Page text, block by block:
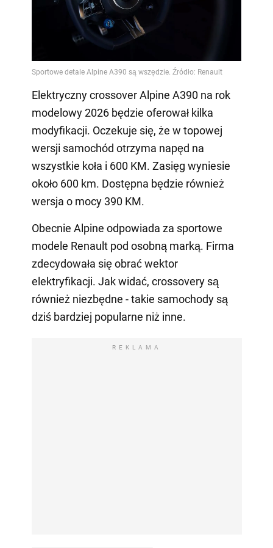
Elektryczny crossover Alpine A390 na rok
modelowy 2026 będzie oferował kilka
modyfikacji. Oczekuje się, że w topowej
wersji samochód otrzyma napęd na
wszystkie koła i 600 KM. Zasięg wyniesie
około 600 km. Dostępna będzie również
wersja o mocy 390 KM.
Obecnie Alpine odpowiada za sportowe
modele Renault pod osobną marką. Firma
zdecydowała się obrać wektor
elektryfikacji. Jak widać, crossovery są
również niezbędne - takie samochody są
dziś bardziej popularne niż inne.
REKLAMA